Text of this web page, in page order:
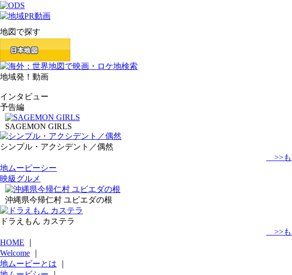
地図で探す
地域発！動画
インタビュー
予告編
SAGEMON GIRLS
シンプル・アクシデント／偶然
>>も
地ムービーシー
映級グルメ
沖縄県今帰仁村 ユビエダの根
ドラえもん カステラ
>>も
HOME
Welcome
地ムービーとは